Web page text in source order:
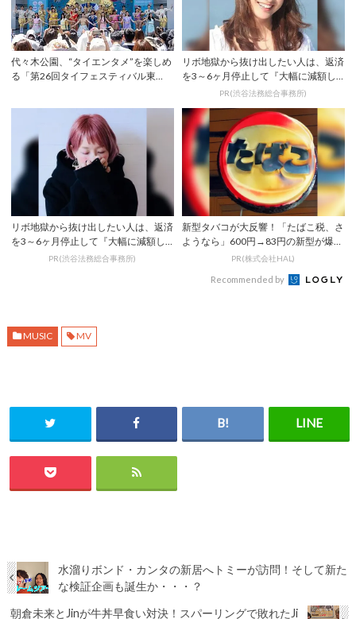
代々木公園、“タイエンタメ”を楽しめ
る「第26回タイフェスティバル東
リボ地獄から抜け出したい人は、返済
を3～6ヶ月停止して『大幅に減額し
てから返済す...PR(渋谷法務総合事務所)
リボ地獄から抜け出したい人は、返済
を3～6ヶ月停止して『大幅に減額し
てから返済す...PR(渋谷法務総合事務所)
新型タバコが大反響！「たばこ税、さ
ようなら」600円→83円の新型が爆売
PR(株式会社HAL)
Recommended by
MUSIC MV
水溜りボンド・カンタの新居へトミーが訪問！そして新た
な検証企画も誕生か・・・？
朝倉未来とJinが牛丼早食い対決！スパーリングで敗れたJi